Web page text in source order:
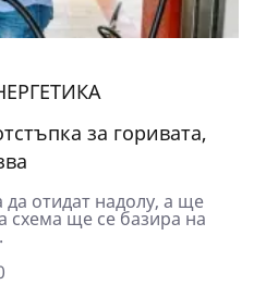
за горивата,
отидат надолу, а ще
схема ще се базира на